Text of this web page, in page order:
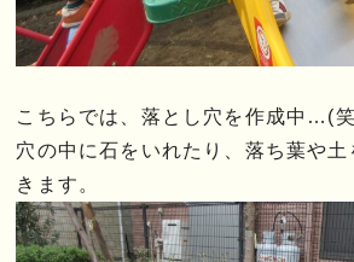
こちらでは、落とし穴を作成中…(
穴の中に石をいれたり、落ち葉や
きます。